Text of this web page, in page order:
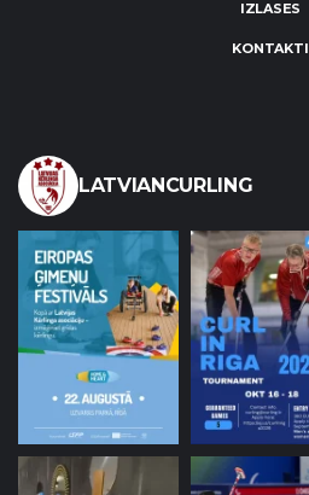
IZLASES
KONTAKTI
LATVIANCURLING